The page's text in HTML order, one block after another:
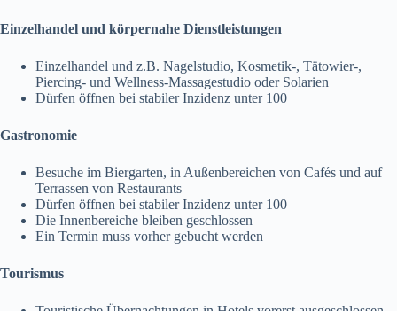
Einzelhandel und körpernahe Dienstleistungen
Einzelhandel und z.B. Nagelstudio, Kosmetik-, Tätowier-,
Piercing- und Wellness-Massagestudio oder Solarien
Dürfen öffnen bei stabiler Inzidenz unter 100
Gastronomie
Besuche im Biergarten, in Außenbereichen von Cafés und auf
Terrassen von Restaurants
Dürfen öffnen bei stabiler Inzidenz unter 100
Die Innenbereiche bleiben geschlossen
Ein Termin muss vorher gebucht werden
Tourismus